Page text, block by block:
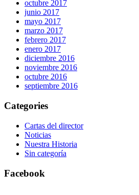
octubre 2017
junio 2017
mayo 2017
marzo 2017
febrero 2017
enero 2017
diciembre 2016
noviembre 2016
octubre 2016
septiembre 2016
Categories
Cartas del director
Noticias
Nuestra Historia
Sin categoría
Facebook